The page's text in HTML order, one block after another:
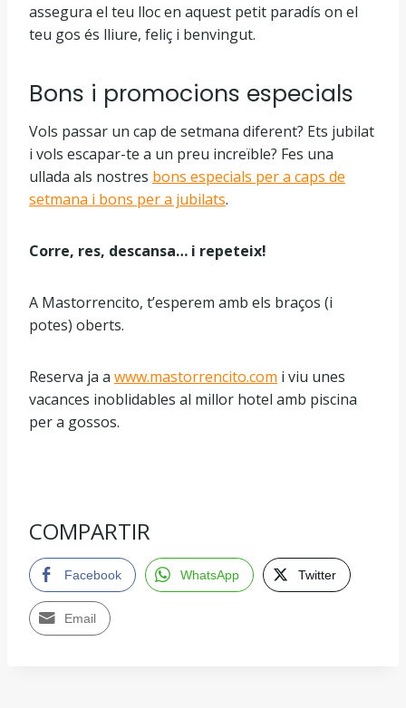
assegura el teu lloc en aquest petit paradís on el
teu gos és lliure, feliç i benvingut.
Bons i promocions especials
Vols passar un cap de setmana diferent? Ets jubilat
i vols escapar-te a un preu increïble? Fes una
ullada als nostres bons especials per a caps de
setmana i bons per a jubilats.
Corre, res, descansa… i repeteix!
A Mastorrencito, t’esperem amb els braços (i
potes) oberts.
Reserva ja a www.mastorrencito.com i viu unes
vacances inoblidables al millor hotel amb piscina
per a gossos.
COMPARTIR
Facebook WhatsApp Twitter
Email